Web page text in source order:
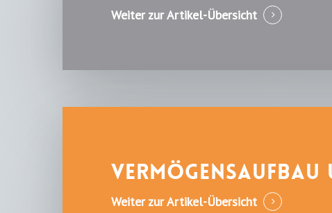
Weiter zur Artikel-Übersicht
Weiter zur Artikel-Übersicht